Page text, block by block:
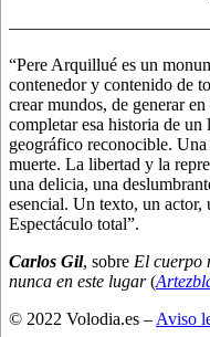
“Pere Arquillué es un
contenedor y contenido de
crear mundos, de generar
completar esa historia de
geográfico reconocible.
muerte. La libertad y la
una delicia, una
esencial. Un texto, un actor,
Espectáculo total”.
Carlos Gil, sobre El cuerpo
nunca en este lugar(
© 2022 Volodia.es – Aviso